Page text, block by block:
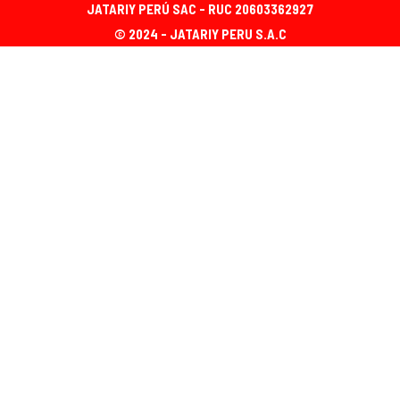
JATARIY PERÚ SAC - RUC 20603362927
© 2024 - JATARIY PERU S.A.C